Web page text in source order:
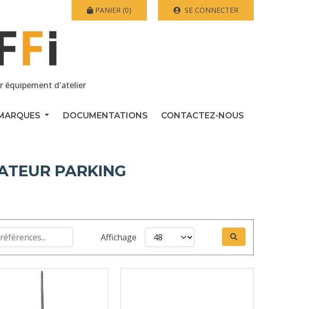
PANIER (0) SE CONNECTER
équipement d'atelier
DOCUMENTATIONS CONTACTEZ-NOUS
PARKING
Affichage